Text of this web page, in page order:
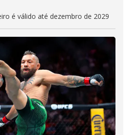
é válido até dezembro de 2029